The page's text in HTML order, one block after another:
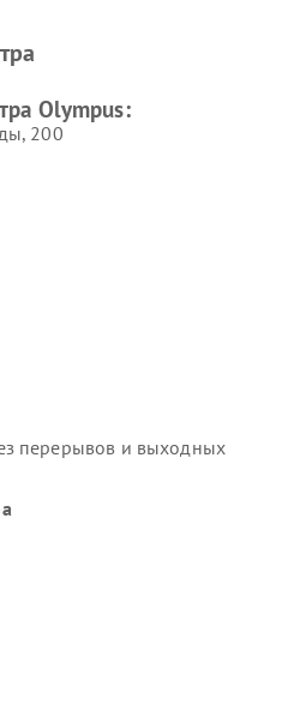
Olympus:
200
перерывов и выходных